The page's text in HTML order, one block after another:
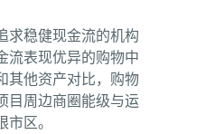
求稳健现金流的机构
流表现优异的购物中
其他资产对比，购物
目周边商圈能级与运
区。